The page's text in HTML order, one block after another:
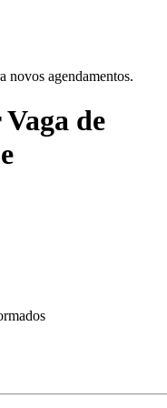
novos agendamentos.
de